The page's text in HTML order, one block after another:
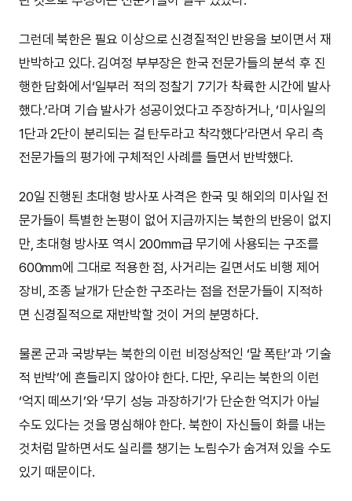
그런데 북한은 필요 이상으로 신경질적인 반응을 보이면서 재
반박하고 있다. 김여정 부부장은 한국 전문가들의 분석 후 진
행한 담화에서‘일부러 적의 정찰기 7기가 착륙한 시간에 발사
했다.’라며 기습 발사가 성공이었다고 주장하거나, ‘미사일의
1단과 2단이 분리되는 걸 탄두라고 착각했다’라면서 우리 측
전문가들의 평가에 구체적인 사례를 들면서 반박했다.
20일 진행된 초대형 방사포 사격은 한국 및 해외의 미사일 전
문가들이 특별한 논평이 없어 지금까지는 북한의 반응이 없지
만, 초대형 방사포 역시 200mm급 무기에 사용되는 구조를
600mm에 그대로 적용한 점, 사거리는 길면서도 비행 제어
장비, 조종 날개가 단순한 구조라는 점을 전문가들이 지적하
면 신경질적으로 재반박할 것이 거의 분명하다.
물론 군과 국방부는 북한의 이런 비정상적인 ‘말 폭탄’과 ‘기술
적 반박’에 흔들리지 않아야 한다. 다만, 우리는 북한의 이런
‘억지 떼쓰기’와 ‘무기 성능 과장하기’가 단순한 억지가 아닐
수도 있다는 것을 명심해야 한다. 북한이 자신들이 화를 내는
것처럼 말하면서도 실리를 챙기는 노림수가 숨겨져 있을 수도
있기 때문이다.